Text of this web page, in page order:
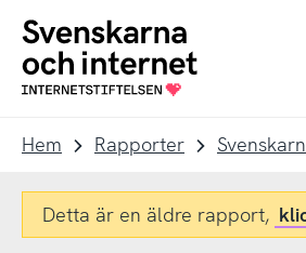
navigation
innehåll
To
startpage
Hem Rapporter
Detta är en äldre rapport,